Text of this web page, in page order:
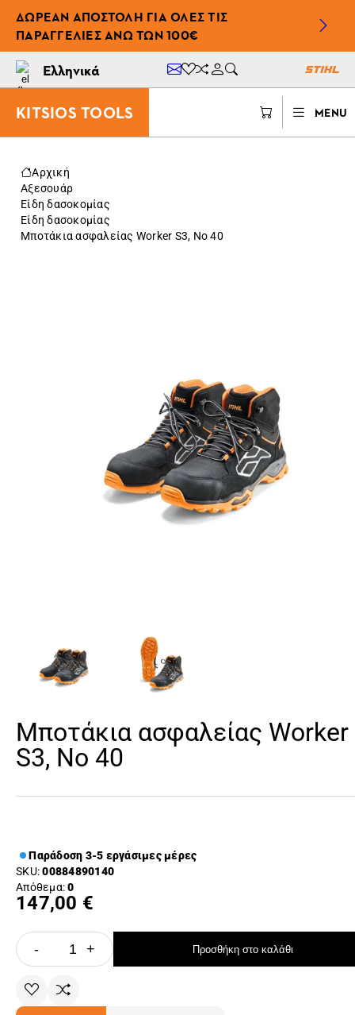
ΔΩΡΕΆΝ ΑΠΟΣΤΟΛΉ ΓΙΑ ΌΛΕΣ ΤΙΣ
ΠΑΡΑΓΓΕΛΊΕΣ ΆΝΩ ΤΩΝ 100€
Ελληνικά
KITSIOS TOOLS MENU
Αρχική
Αξεσουάρ
Είδη δασοκομίας
Είδη δασοκομίας
Μποτάκια ασφαλείας Worker S3, Νο 40
Μποτάκια ασφαλείας Worker
S3, Νο 40
Παράδοση 3-5 εργάσιμες μέρες
SKU:00884890140
Απόθεμα:0
147,00 €
- + Προσθήκη στο καλάθι